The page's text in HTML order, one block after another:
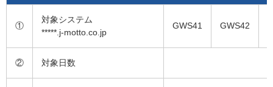
①
対象システム
*****.j-motto.co.jp
GWS41 GWS42
② 対象日数